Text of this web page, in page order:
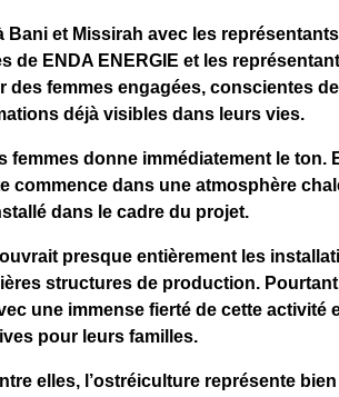
Bani et Missirah avec les
de ENDA ENERGIE et les
des femmes engagées, conscientes
déjà visibles dans leurs vies.
femmes donne immédiatement le
commence dans une atmosphère
dans le cadre du projet.
presque entièrement les
structures de production.
une immense fierté de cette activité
pour leurs familles.
elles, l’ostréiculture représente